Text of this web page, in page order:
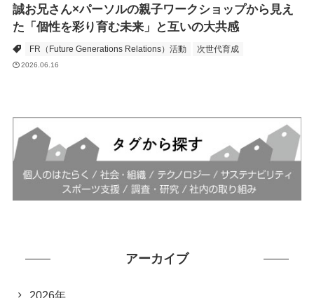
誠お兄さん×パーソルの親子ワークショップから見え
た「個性を彩り育む未来」と互いの大共感
FR（Future Generations Relations）活動 次世代育成
2026.06.16
アーカイブ